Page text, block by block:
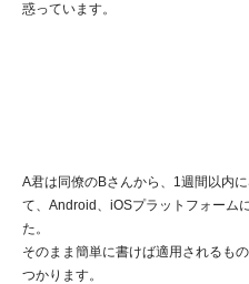
惑っています。
A君は同僚のBさんから、1週間以内
て、Android、iOSプラットフォーム
た。
そのまま簡単に書けば適用されるも
つかります。